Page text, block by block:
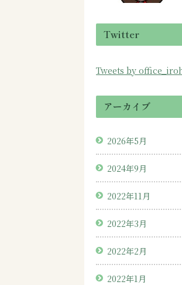
Twitter
Tweets by
アーカイブ
2026年5月
2024年9月
2022年11月
2022年3月
2022年2月
2022年1月